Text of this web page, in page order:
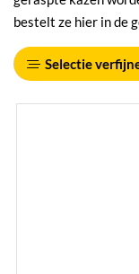
bestelt ze hier in de
Selectie